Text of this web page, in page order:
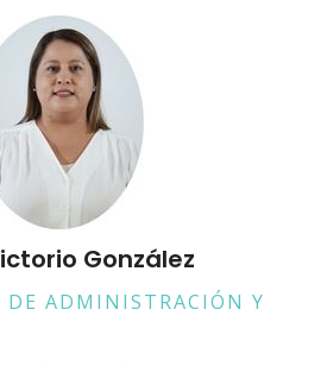
González
DE ADMINISTRACIÓN Y